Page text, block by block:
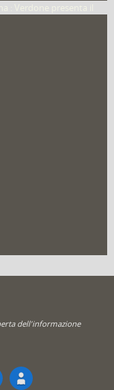
dell'informazione